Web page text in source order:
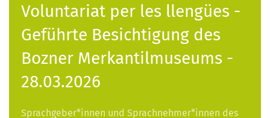
Voluntariat per les llengües -
Geführte Besichtigung des
Bozner Merkantilmuseums -
28.03.2026
Sprachgeber*innen und Sprachnehmer*innen des